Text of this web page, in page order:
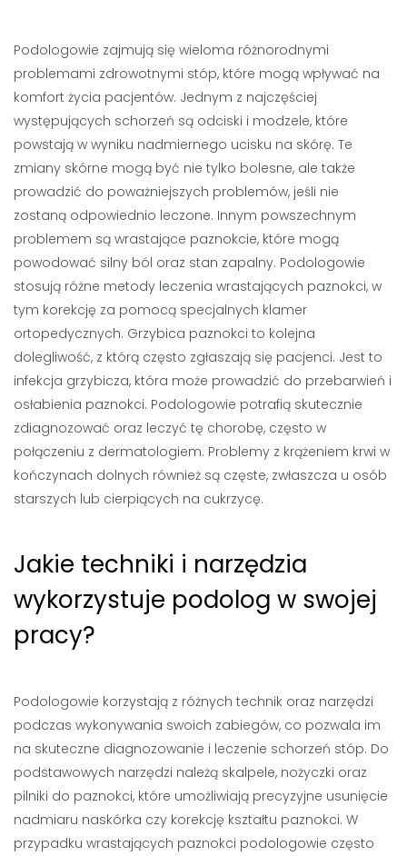
Podologowie zajmują się wieloma różnorodnymi
problemami zdrowotnymi stóp, które mogą wpływać na
komfort życia pacjentów. Jednym z najczęściej
występujących schorzeń są odciski i modzele, które
powstają w wyniku nadmiernego ucisku na skórę. Te
zmiany skórne mogą być nie tylko bolesne, ale także
prowadzić do poważniejszych problemów, jeśli nie
zostaną odpowiednio leczone. Innym powszechnym
problemem są wrastające paznokcie, które mogą
powodować silny ból oraz stan zapalny. Podologowie
stosują różne metody leczenia wrastających paznokci, w
tym korekcję za pomocą specjalnych klamer
ortopedycznych. Grzybica paznokci to kolejna
dolegliwość, z którą często zgłaszają się pacjenci. Jest to
infekcja grzybicza, która może prowadzić do przebarwień i
osłabienia paznokci. Podologowie potrafią skutecznie
zdiagnozować oraz leczyć tę chorobę, często w
połączeniu z dermatologiem. Problemy z krążeniem krwi w
kończynach dolnych również są częste, zwłaszcza u osób
starszych lub cierpiących na cukrzycę.
Jakie techniki i narzędzia
wykorzystuje podolog w swojej
pracy?
Podologowie korzystają z różnych technik oraz narzędzi
podczas wykonywania swoich zabiegów, co pozwala im
na skuteczne diagnozowanie i leczenie schorzeń stóp. Do
podstawowych narzędzi należą skalpele, nożyczki oraz
pilniki do paznokci, które umożliwiają precyzyjne usunięcie
nadmiaru naskórka czy korekcję kształtu paznokci. W
przypadku wrastających paznokci podologowie często